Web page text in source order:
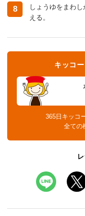
8
しょうゆをまわ
える。
キッコ
365日キッコ
全ての